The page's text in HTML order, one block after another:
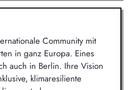
Community mit
in ganz Europa. Eines
auch in Berlin. Ihre Vision
klimaresiliente